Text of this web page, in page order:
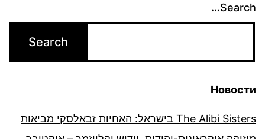
Search…
Новости
The Alibi Sisters בישראל: האחיות זבאלסקי מביאות